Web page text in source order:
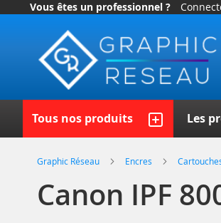
Vous êtes un professionnel ?
Allez
contenu
Tous nos produits Les
Graphic Réseau Encres
Canon IPF